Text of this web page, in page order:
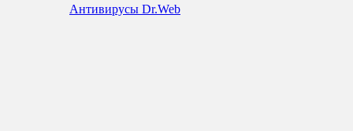
Антивирусы Dr.Web